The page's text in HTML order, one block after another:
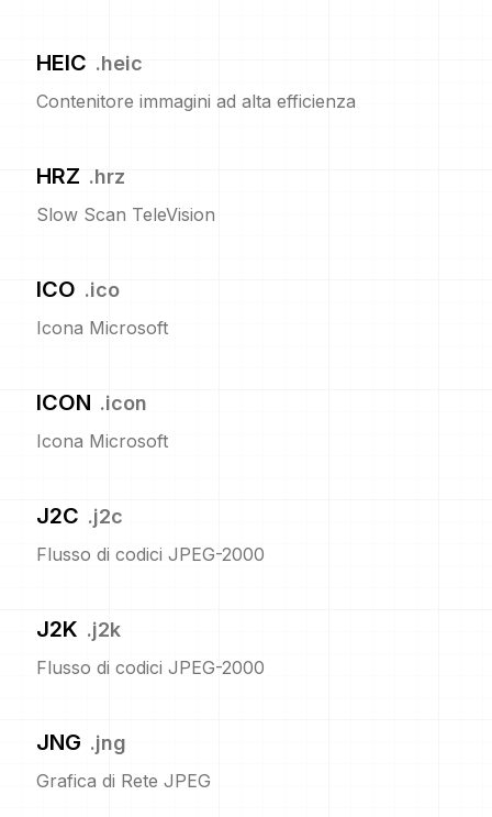
HEIC .heic
Contenitore immagini ad alta efficienza
HRZ .hrz
Slow Scan TeleVision
ICO .ico
Icona Microsoft
ICON .icon
Icona Microsoft
J2C .j2c
Flusso di codici JPEG-2000
J2K .j2k
Flusso di codici JPEG-2000
JNG .jng
Grafica di Rete JPEG